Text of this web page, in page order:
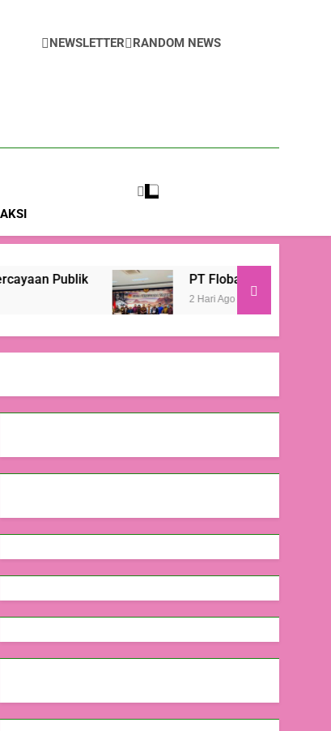
NEWSLETTER RANDOM NEWS
PT Flobamor ( Perseroda) Siapkan
2 Hari Ago